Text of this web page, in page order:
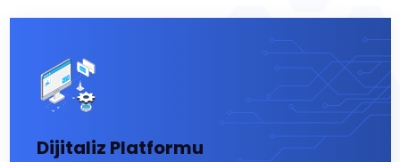
Dijitaliz Platformu